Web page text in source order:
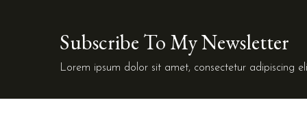
Subscribe To My Newsletter
Lorem ipsum dolor sit amet, consectetur adipiscing